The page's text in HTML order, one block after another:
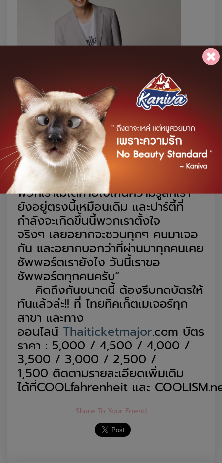
และสำหรับงาน
kamikaze party
2022 ครั้งนี้ กลุ่มบอยแบนด์ทั้ง5ได้
ฝากถึงแฟนๆ ชาวกามิว่า
K-OTIC : “คิดถึง
พวกเราไม่ได้หายไปไหนความรู้สึกเรา
ยังอยู่ตรงนี้เหมือนเดิม และปาร์ตี้ที่
กำลังจะเกิดขึ้นนี้พวกเราตั้งใจ
จริงๆ เลยอยากจะชวนทุกๆ คนมาเจอ
กัน และอยากบอกว่าที่ผ่านมาทุกคนเคย
ซัพพอร์ตเรายังไง วันนี้เราขอ
ซัพพอร์ตทุกคนครับ”
คิดถึงกันขนาดนี้ ต้องรีบกดบัตรให้
ทันแล้วล่ะ!! ที่ ไทยทิคเก็ตเมเจอร์ทุก
สาขา และทาง
ออนไลน์ Thaiticketmajor.com บัตร
ราคา : 5,000 / 4,500 / 4,000 /
3,500 / 3,000 / 2,500 /
1,500 ติดตามรายละเอียดเพิ่มเติม
ได้ที่COOLfahrenheit และ
Share To Your Friend